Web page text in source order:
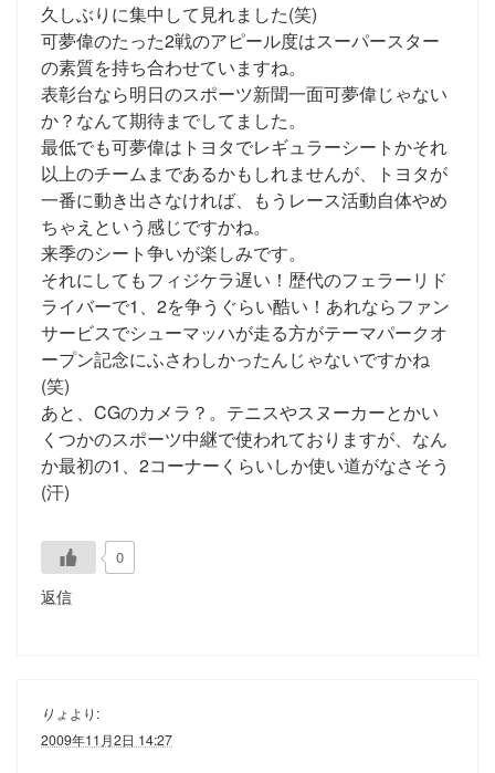
久しぶりに集中して見れました(笑)
可夢偉のたった2戦のアピール度はスーパースター
の素質を持ち合わせていますね。
表彰台なら明日のスポーツ新聞一面可夢偉じゃない
か？なんて期待までしてました。
最低でも可夢偉はトヨタでレギュラーシートかそれ
以上のチームまであるかもしれませんが、トヨタが
一番に動き出さなければ、もうレース活動自体やめ
ちゃえという感じですかね。
来季のシート争いが楽しみです。
それにしてもフィジケラ遅い！歴代のフェラーリド
ライバーで1、2を争うぐらい酷い！あれならファン
サービスでシューマッハが走る方がテーマパークオ
ープン記念にふさわしかったんじゃないですかね
(笑)
あと、CGのカメラ？。テニスやスヌーカーとかい
くつかのスポーツ中継で使われておりますが、なん
か最初の1、2コーナーくらいしか使い道がなさそう
(汗)
0
返信
りょ より:
2009年11月2日 14:27